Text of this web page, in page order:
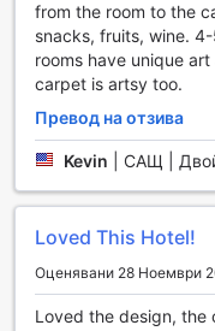
Drawing House в
удобства, които
и безгрижен. С
всяко време, без да
За ваше удобство,
който позволява да
напитки в уюта на
Drawing House,
съхранение на
разположение, за да
резервации, а
from the room to the
snacks, fruits, wine.
rooms have unique
carpet is artsy too.
Превод на отзива
Kevin САЩ |
Loved This Hotel!
Оценявани 28 Ноември
Loved the design, the